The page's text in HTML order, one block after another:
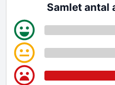
Samlet antal